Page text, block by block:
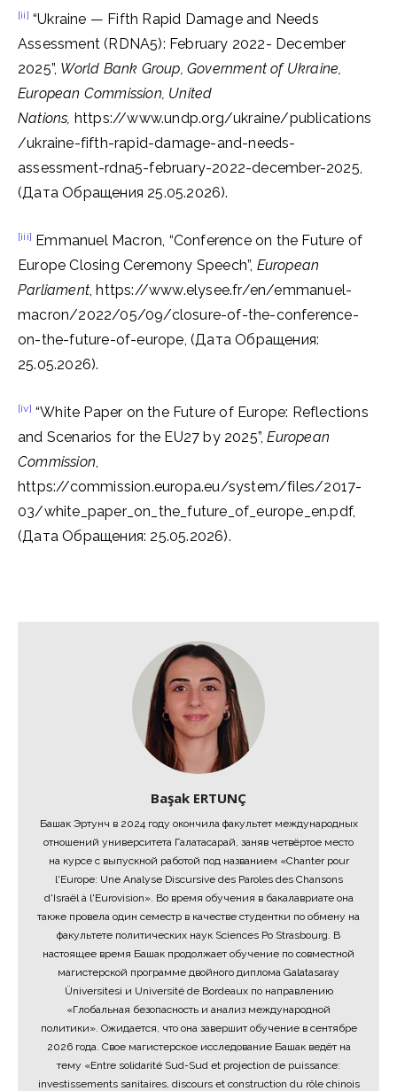
[ii] “Ukraine — Fifth Rapid Damage and Needs
Assessment (RDNA5): February 2022- December
2025”, World Bank Group, Government of Ukraine,
European Commission, United
Nations, https://www.undp.org/ukraine/publications
/ukraine-fifth-rapid-damage-and-needs-
assessment-rdna5-february-2022-december-2025,
(Дата Обращения 25.05.2026).
[iii] Emmanuel Macron, “Conference on the Future of
Europe Closing Ceremony Speech”, European
Parliament, https://www.elysee.fr/en/emmanuel-
macron/2022/05/09/closure-of-the-conference-
on-the-future-of-europe, (Дата Обращения:
25.05.2026).
[iv] “White Paper on the Future of Europe: Reflections
and Scenarios for the EU27 by 2025”,European
Commission,
https://commission.europa.eu/system/files/2017-
03/white_paper_on_the_future_of_europe_en.pdf,
(Дата Обращения: 25.05.2026).
Başak ERTUNÇ
Башак Эртунч в 2024 году окончила факультет международных
отношений университета Галатасарай, заняв четвёртое место
на курсе с выпускной работой под названием «Chanter pour
l'Europe: Une Analyse Discursive des Paroles des Chansons
d'Israël à l'Eurovision». Во время обучения в бакалавриате она
также провела один семестр в качестве студентки по обмену на
факультете политических наук Sciences Po Strasbourg. В
настоящее время Башак продолжает обучение по совместной
магистерской программе двойного диплома Galatasaray
Üniversitesi и Université de Bordeaux по направлению
«Глобальная безопасность и анализ международной
политики». Ожидается, что она завершит обучение в сентябре
2026 года. Свое магистерское исследование Башак ведёт на
тему «Entre solidarité Sud-Sud et projection de puissance:
investissements sanitaires, discours et construction du rôle chinois